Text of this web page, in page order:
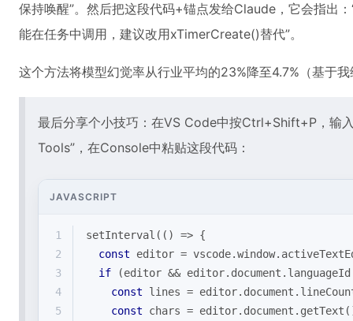
保持唤醒”。然后把这段代码+锚点发给Claude，它会指出
能在任务中调用，建议改用xTimerCreate()替代”。
这个方法将模型幻觉率从行业平均的23%降至4.7%（基于
最后分享个小技巧：在VS Code中按Ctrl+Shift+P，输
Tools”，在Console中粘贴这段代码：
JAVASCRIPT
1 setInterval ( () => {
2
const editor =
3
if (editor &&
4
const lines =
5
const chars =